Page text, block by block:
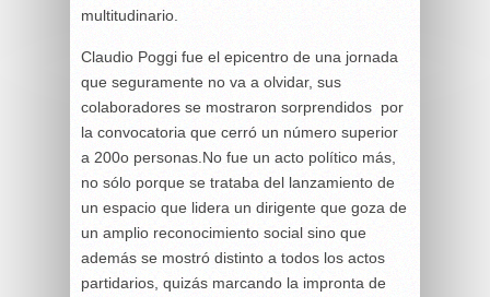
multitudinario.
Claudio Poggi fue el epicentro de una jornada
que seguramente no va a olvidar, sus
colaboradores se mostraron sorprendidos por
la convocatoria que cerró un número superior
a 200o personas.No fue un acto político más,
no sólo porque se trataba del lanzamiento de
un espacio que lidera un dirigente que goza de
un amplio reconocimiento social sino que
además se mostró distinto a todos los actos
partidarios, quizás marcando la impronta de